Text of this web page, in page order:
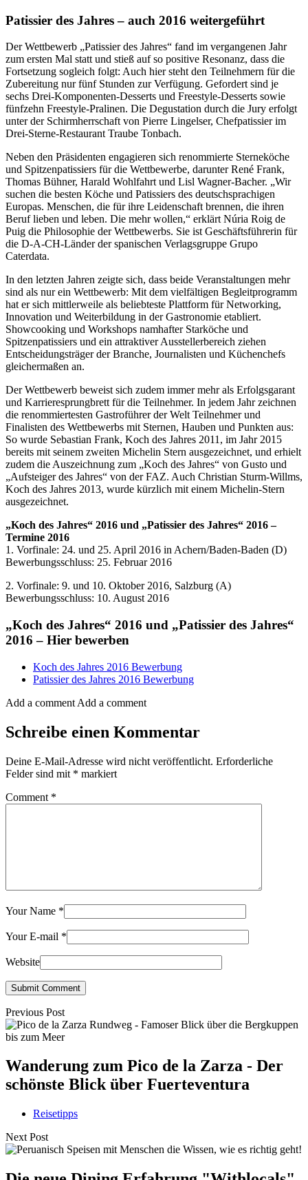
Patissier des Jahres – auch 2016 weitergeführt
Der Wettbewerb „Patissier des Jahres“ fand im vergangenen Jahr
zum ersten Mal statt und stieß auf so positive Resonanz, dass die
Fortsetzung sogleich folgt: Auch hier steht den Teilnehmern für die
Zubereitung nur fünf Stunden zur Verfügung. Gefordert sind je
sechs Drei-Komponenten-Desserts und Freestyle-Desserts sowie
fünfzehn Freestyle-Pralinen. Die Degustation durch die Jury erfolgt
unter der Schirmherrschaft von Pierre Lingelser, Chefpatissier im
Drei-Sterne-Restaurant Traube Tonbach.
Neben den Präsidenten engagieren sich renommierte Sterneköche
und Spitzenpatissiers für die Wettbewerbe, darunter René Frank,
Thomas Bühner, Harald Wohlfahrt und Lisl Wagner-Bacher. „Wir
suchen die besten Köche und Patissiers des deutschsprachigen
Europas. Menschen, die für ihre Leidenschaft brennen, die ihren
Beruf lieben und leben. Die mehr wollen,“ erklärt Núria Roig de
Puig die Philosophie der Wettbewerbs. Sie ist Geschäftsführerin für
die D-A-CH-Länder der spanischen Verlagsgruppe Grupo
Caterdata.
In den letzten Jahren zeigte sich, dass beide Veranstaltungen mehr
sind als nur ein Wettbewerb: Mit dem vielfältigen Begleitprogramm
hat er sich mittlerweile als beliebteste Plattform für Networking,
Innovation und Weiterbildung in der Gastronomie etabliert.
Showcooking und Workshops namhafter Starköche und
Spitzenpatissiers und ein attraktiver Ausstellerbereich ziehen
Entscheidungsträger der Branche, Journalisten und Küchenchefs
gleichermaßen an.
Der Wettbewerb beweist sich zudem immer mehr als Erfolgsgarant
und Karrieresprungbrett für die Teilnehmer. In jedem Jahr zeichnen
die renommiertesten Gastroführer der Welt Teilnehmer und
Finalisten des Wettbewerbs mit Sternen, Hauben und Punkten aus:
So wurde Sebastian Frank, Koch des Jahres 2011, im Jahr 2015
bereits mit seinem zweiten Michelin Stern ausgezeichnet, und erhielt
zudem die Auszeichnung zum „Koch des Jahres“ von Gusto und
„Aufsteiger des Jahres“ von der FAZ. Auch Christian Sturm-Willms,
Koch des Jahres 2013, wurde kürzlich mit einem Michelin-Stern
ausgezeichnet.
„Koch des Jahres“ 2016 und „Patissier des Jahres“ 2016 –
Termine 2016
1. Vorfinale: 24. und 25. April 2016 in Achern/Baden-Baden (D)
Bewerbungsschluss: 25. Februar 2016
2. Vorfinale: 9. und 10. Oktober 2016, Salzburg (A)
Bewerbungsschluss: 10. August 2016
„Koch des Jahres“ 2016 und „Patissier des Jahres“
2016 – Hier bewerben
Koch des Jahres 2016 Bewerbung
Patissier des Jahres 2016 Bewerbung
Add a comment Add a comment
Schreibe einen Kommentar
Deine E-Mail-Adresse wird nicht veröffentlicht. Erforderliche
Felder sind mit * markiert
Comment *
Your Name *
Your E-mail *
Website
Submit Comment
Previous Post
Wanderung zum Pico de la Zarza - Der
schönste Blick über Fuerteventura
Reisetipps
Next Post